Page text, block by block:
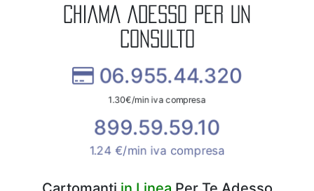
CHIAMA ADESSO PER UN
CONSULTO
06.955.44.320
1.30€/min iva compresa
899.59.59.10
1.24 €/min iva compresa